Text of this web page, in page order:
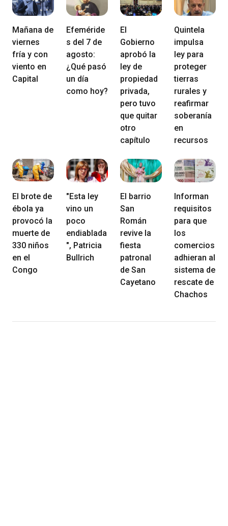
Mañana de
viernes
fría y con
viento en
Capital
Efeméride
s del 7 de
agosto:
¿Qué pasó
un día
como hoy?
El
Gobierno
aprobó la
ley de
propiedad
privada,
pero tuvo
que quitar
otro
capítulo
Quintela
impulsa
ley para
proteger
tierras
rurales y
reafirmar
soberanía
en
recursos
El brote de
ébola ya
provocó la
muerte de
330 niños
en el
Congo
"Esta ley
vino un
poco
endiablada
", Patricia
Bullrich
El barrio
San
Román
revive la
fiesta
patronal
de San
Cayetano
Informan
requisitos
para que
los
comercios
adhieran al
sistema de
rescate de
Chachos